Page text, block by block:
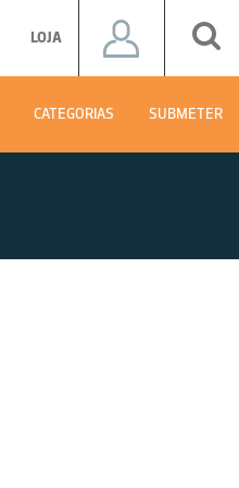
LOJA
CATEGORIAS SUBMETER